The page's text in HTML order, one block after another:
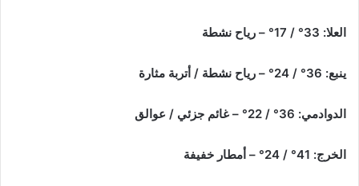
العلا: 33° / 17° – رياح نشطة
ينبع: 36° / 24° – رياح نشطة / أتربة مثارة
الدوادمي: 36° / 22° – غائم جزئي / عوالق
الخرج: 41° / 24° – أمطار خفيفة